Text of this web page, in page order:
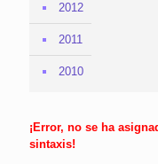
2012
2011
2010
¡Error, no se ha
sintaxis!